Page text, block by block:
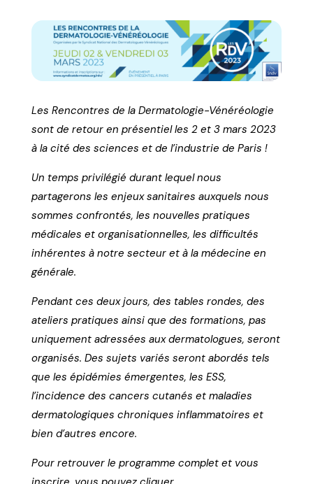
Les Rencontres de la Dermatologie-Vénéréologie
sont de retour en présentiel les 2 et 3 mars 2023
à la cité des sciences et de l’industrie de Paris !
Un temps privilégié durant lequel nous
partagerons les enjeux sanitaires auxquels nous
sommes confrontés, les nouvelles pratiques
médicales et organisationnelles, les difficultés
inhérentes à notre secteur et à la médecine en
générale.
Pendant ces deux jours, des tables rondes, des
ateliers pratiques ainsi que des formations, pas
uniquement adressées aux dermatologues, seront
organisés. Des sujets variés seront abordés tels
que les épidémies émergentes, les ESS,
l’incidence des cancers cutanés et maladies
dermatologiques chroniques inflammatoires et
bien d’autres encore.
Pour retrouver le programme complet et vous